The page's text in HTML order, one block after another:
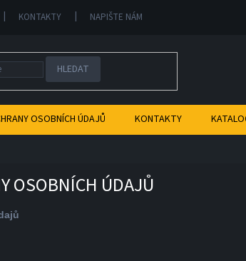
KONTAKTY NAPIŠTE NÁM
HLEDAT
OSOBNÍCH ÚDAJŮ KONTAKTY
OSOBNÍCH ÚDAJŮ